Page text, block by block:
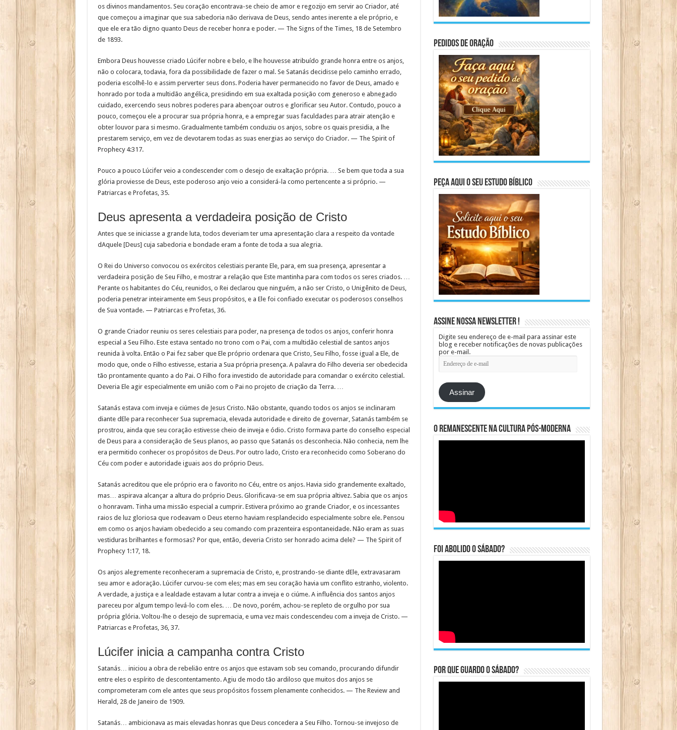
os divinos mandamentos. Seu coração encontrava-se cheio de amor e regozijo em servir ao Criador, até
que começou a imaginar que sua sabedoria não derivava de Deus, sendo antes inerente a ele próprio, e
que ele era tão digno quanto Deus de receber honra e poder. — The Signs of the Times, 18 de Setembro
de 1893.
Embora Deus houvesse criado Lúcifer nobre e belo, e lhe houvesse atribuído grande honra entre os anjos,
não o colocara, todavia, fora da possibilidade de fazer o mal. Se Satanás decidisse pelo caminho errado,
poderia escolhê-lo e assim perverter seus dons. Poderia haver permanecido no favor de Deus, amado e
honrado por toda a multidão angélica, presidindo em sua exaltada posição com generoso e abnegado
cuidado, exercendo seus nobres poderes para abençoar outros e glorificar seu Autor. Contudo, pouco a
pouco, começou ele a procurar sua própria honra, e a empregar suas faculdades para atrair atenção e
obter louvor para si mesmo. Gradualmente também conduziu os anjos, sobre os quais presidia, a lhe
prestarem serviço, em vez de devotarem todas as suas energias ao serviço do Criador. — The Spirit of
Prophecy 4:317.
Pouco a pouco Lúcifer veio a condescender com o desejo de exaltação própria. … Se bem que toda a sua
glória proviesse de Deus, este poderoso anjo veio a considerá-la como pertencente a si próprio. —
Patriarcas e Profetas, 35.
Deus apresenta a verdadeira posição de Cristo
Antes que se iniciasse a grande luta, todos deveriam ter uma apresentação clara a respeito da vontade
dAquele [Deus] cuja sabedoria e bondade eram a fonte de toda a sua alegria.
O Rei do Universo convocou os exércitos celestiais perante Ele, para, em sua presença, apresentar a
verdadeira posição de Seu Filho, e mostrar a relação que Este mantinha para com todos os seres criados. …
Perante os habitantes do Céu, reunidos, o Rei declarou que ninguém, a não ser Cristo, o Unigênito de Deus,
poderia penetrar inteiramente em Seus propósitos, e a Ele foi confiado executar os poderosos conselhos
de Sua vontade. — Patriarcas e Profetas, 36.
O grande Criador reuniu os seres celestiais para poder, na presença de todos os anjos, conferir honra
especial a Seu Filho. Este estava sentado no trono com o Pai, com a multidão celestial de santos anjos
reunida à volta. Então o Pai fez saber que Ele próprio ordenara que Cristo, Seu Filho, fosse igual a Ele, de
modo que, onde o Filho estivesse, estaria a Sua própria presença. A palavra do Filho deveria ser obedecida
tão prontamente quanto a do Pai. O Filho fora investido de autoridade para comandar o exército celestial.
Deveria Ele agir especialmente em união com o Pai no projeto de criação da Terra. …
Satanás estava com inveja e ciúmes de Jesus Cristo. Não obstante, quando todos os anjos se inclinaram
diante dEle para reconhecer Sua supremacia, elevada autoridade e direito de governar, Satanás também se
prostrou, ainda que seu coração estivesse cheio de inveja e ódio. Cristo formava parte do conselho especial
de Deus para a consideração de Seus planos, ao passo que Satanás os desconhecia. Não conhecia, nem lhe
era permitido conhecer os propósitos de Deus. Por outro lado, Cristo era reconhecido como Soberano do
Céu com poder e autoridade iguais aos do próprio Deus.
Satanás acreditou que ele próprio era o favorito no Céu, entre os anjos. Havia sido grandemente exaltado,
mas… aspirava alcançar a altura do próprio Deus. Glorificava-se em sua própria altivez. Sabia que os anjos
o honravam. Tinha uma missão especial a cumprir. Estivera próximo ao grande Criador, e os incessantes
raios de luz gloriosa que rodeavam o Deus eterno haviam resplandecido especialmente sobre ele. Pensou
em como os anjos haviam obedecido a seu comando com prazenteira espontaneidade. Não eram as suas
vestiduras brilhantes e formosas? Por que, então, deveria Cristo ser honrado acima dele? — The Spirit of
Prophecy 1:17, 18.
Os anjos alegremente reconheceram a supremacia de Cristo, e, prostrando-se diante dEle, extravasaram
seu amor e adoração. Lúcifer curvou-se com eles; mas em seu coração havia um conflito estranho, violento.
A verdade, a justiça e a lealdade estavam a lutar contra a inveja e o ciúme. A influência dos santos anjos
pareceu por algum tempo levá-lo com eles. … De novo, porém, achou-se repleto de orgulho por sua
própria glória. Voltou-lhe o desejo de supremacia, e uma vez mais condescendeu com a inveja de Cristo. —
Patriarcas e Profetas, 36, 37.
Lúcifer inicia a campanha contra Cristo
Satanás… iniciou a obra de rebelião entre os anjos que estavam sob seu comando, procurando difundir
entre eles o espírito de descontentamento. Agiu de modo tão ardiloso que muitos dos anjos se
comprometeram com ele antes que seus propósitos fossem plenamente conhecidos. — The Review and
Herald, 28 de Janeiro de 1909.
Satanás… ambicionava as mais elevadas honras que Deus concedera a Seu Filho. Tornou-se invejoso de
Pedidos de Oração
Peça aqui o seu Estudo Bíblico
Assine Nossa Newsletter !
Digite seu endereço de e-mail para assinar este
blog e receber notificações de novas publicações
por e-mail.
Endereço
de
mail
Assinar
O remanescente na cultura pós-moderna
Foi abolido o sábado?
Por que guardo o Sábado?